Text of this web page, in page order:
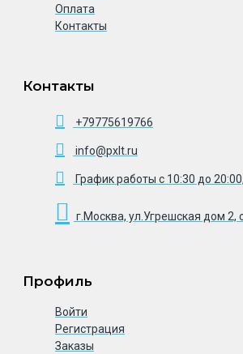
Оплата
Контакты
Контакты
+79775619766
info@pxlt.ru
График работы с 10:30 до
г.Москва, ул.Угрешская дом 2,
Профиль
Войти
Регистрация
Заказы